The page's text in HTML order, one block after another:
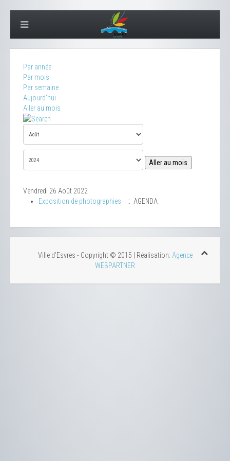
Par année
Par mois
Par semaine
Aujourd'hui
Aller au mois
Aller au mois
Vendredi 26 Août 2022
Exposition de photographies
:: AGENDA
Ville d'Esvres - Copyright © 2015 | Réalisation: Agence
WEBPARTNER